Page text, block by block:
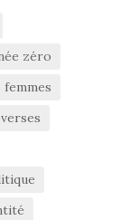
zéro
femmes